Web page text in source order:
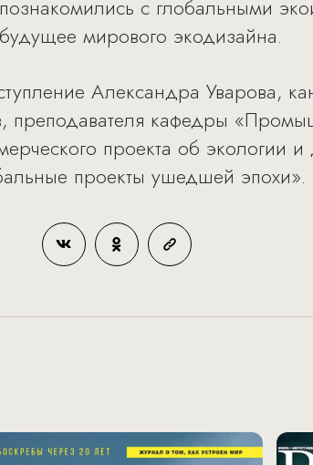
с глобальными
мирового экодизайна.
Александра Уварова,
преподавателя кафедры
проекта об экологии
проекты ушедшей эпохи».